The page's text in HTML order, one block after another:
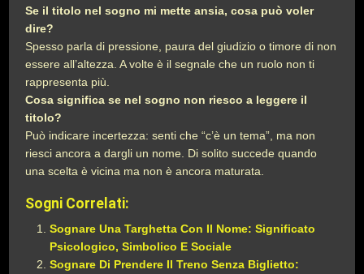
Se il titolo nel sogno mi mette ansia, cosa può voler
dire?
Spesso parla di pressione, paura del giudizio o timore di non
essere all’altezza. A volte è il segnale che un ruolo non ti
rappresenta più.
Cosa significa se nel sogno non riesco a leggere il
titolo?
Può indicare incertezza: senti che “c’è un tema”, ma non
riesci ancora a dargli un nome. Di solito succede quando
una scelta è vicina ma non è ancora maturata.
Sogni Correlati:
Sognare Una Targhetta Con Il Nome: Significato
Psicologico, Simbolico E Sociale
Sognare Di Prendere Il Treno Senza Biglietto: